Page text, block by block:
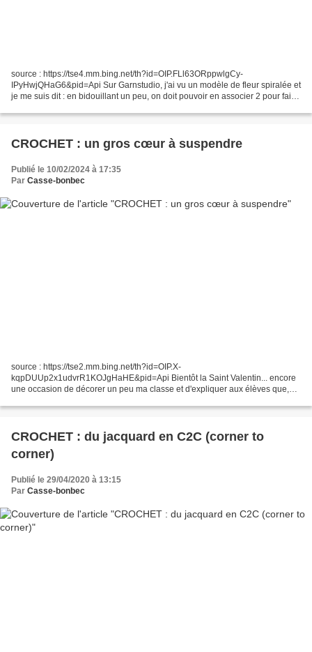
source : https://tse4.mm.bing.net/th?id=OIP.FLl63ORppwlgCy-
IPyHwjQHaG6&pid=Api Sur Garnstudio, j'ai vu un modèle de fleur spiralée et
je me suis dit : en bidouillant un peu, on doit pouvoir en associer 2 pour faire
CROCHET : un gros cœur à suspendre
Publié le 10/02/2024 à 17:35
Par Casse-bonbec
source : https://tse2.mm.bing.net/th?id=OIP.X-
kqpDUUp2x1udvrR1KOJgHaHE&pid=Api Bientôt la Saint Valentin... encore
une occasion de décorer un peu ma classe et d'expliquer aux élèves que,
CROCHET : du jacquard en C2C (corner to
corner)
Publié le 29/04/2020 à 13:15
Par Casse-bonbec